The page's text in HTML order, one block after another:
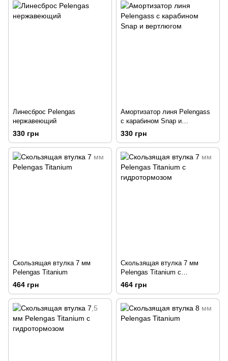
Линесброс Pelengas
нержавеющий
330 грн
Амортизатор линя Pelengass
с карабином Snap и
вертлюгом
330 грн
Скользящая втулка 7 мм
Pelengas Titanium
464 грн
Скользящая втулка 7 мм
Pelengas Titanium с
гидротормозом
464 грн